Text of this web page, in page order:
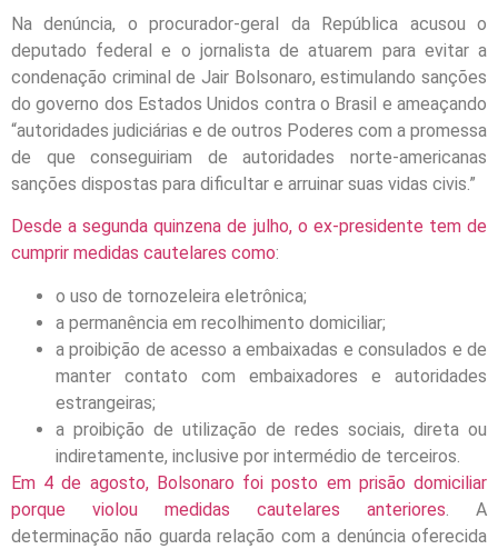
Na denúncia, o procurador-geral da República acusou o
deputado federal e o jornalista de atuarem para evitar a
condenação criminal de Jair Bolsonaro, estimulando sanções
do governo dos Estados Unidos contra o Brasil e ameaçando
“autoridades judiciárias e de outros Poderes com a promessa
de que conseguiriam de autoridades norte-americanas
sanções dispostas para dificultar e arruinar suas vidas civis.”
Desde a segunda quinzena de julho, o ex-presidente tem de
cumprir medidas cautelares como:
o uso de tornozeleira eletrônica;
a permanência em recolhimento domiciliar;
a proibição de acesso a embaixadas e consulados e de
manter contato com embaixadores e autoridades
estrangeiras;
a proibição de utilização de redes sociais, direta ou
indiretamente, inclusive por intermédio de terceiros.
Em 4 de agosto, Bolsonaro foi posto em prisão domiciliar
porque violou medidas cautelares anteriores . A
determinação não guarda relação com a denúncia oferecida